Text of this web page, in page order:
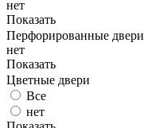
нет
Показать
Перфорированные двери
нет
Показать
Цветные двери
Все
нет